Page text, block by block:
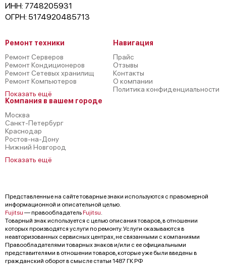
ИНН: 7748205931
ОГРН: 5174920485713
Ремонт техники
Ремонт Серверов
Ремонт Кондиционеров
Ремонт Сетевых хранилищ
Ремонт Компьютеров
Показать ещё
Компания в вашем городе
Москва
Санкт-Петербург
Краснодар
Ростов-на-Дону
Нижний Новгород
Показать ещё
Навигация
Прайс
Отзывы
Контакты
О компании
Политика конфиденциальности
Представленные на сайте товарные знаки используются с правомерной
информационной и описательной целью.
Fujitsu — правообладательFujitsu.
Товарный знак используется с целью описания товаров, в отношении
которых производятся услуги по ремонту. Услуги оказываются в
неавторизованных сервисных центрах, не связанными с компаниями
Правообладателями товарных знаков и/или с ее официальными
представителями в отношении товаров, которые уже были введены в
гражданский оборот в смысле статьи 1487 ГК РФ